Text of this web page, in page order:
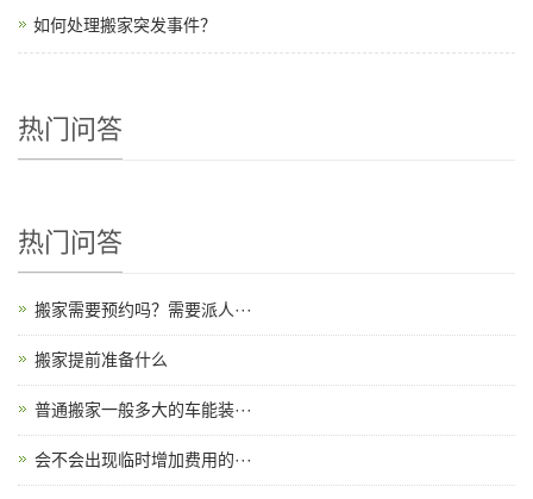
如何处理搬家突发事件？
热门问答
热门问答
搬家需要预约吗？需要派人···
搬家提前准备什么
普通搬家一般多大的车能装···
会不会出现临时增加费用的···